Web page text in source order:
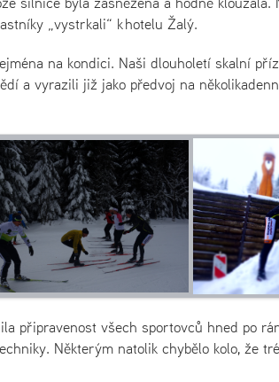
„vystrkali“ k hotelu Žalý.
na kondici. Naši dlouholetí skalní
a vyrazili již jako předvoj na
připravenost všech sportovců hned po
Některým natolik chybělo kolo, že